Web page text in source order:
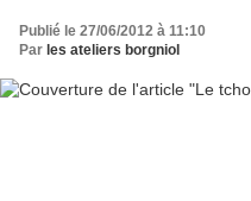
Publié le 27/06/2012 à 11:10
Par les ateliers borgniol